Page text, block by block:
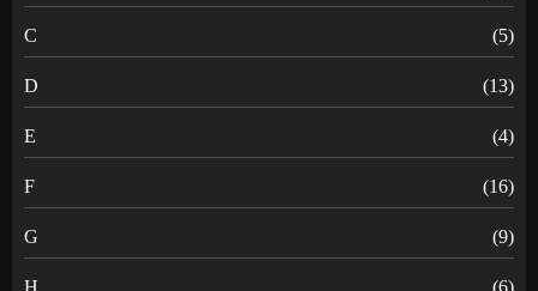
C (5)
D (13)
E (4)
F (16)
G (9)
H (6)